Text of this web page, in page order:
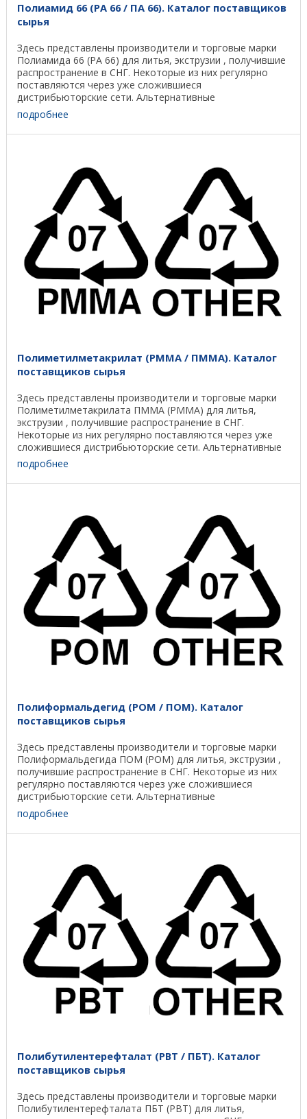
Полиамид 66 (PA 66 / ПА 66). Каталог поставщиков
сырья
Здесь представлены производители и торговые марки
Полиамида 66 (PA 66) для литья, экструзии , получившие
распространение в СНГ. Некоторые из них регулярно
поставляются через уже сложившиеся
дистрибьюторские сети. Альтернативные
международные и ...
подробнее
Полиметилметакрилат (PMMA / ПММА). Каталог
поставщиков сырья
Здесь представлены производители и торговые марки
Полиметилметакрилата ПММА (PMMA) для литья,
экструзии , получившие распространение в СНГ.
Некоторые из них регулярно поставляются через уже
сложившиеся дистрибьюторские сети. Альтернативные
...
подробнее
Полиформальдегид (POM / ПОМ). Каталог
поставщиков сырья
Здесь представлены производители и торговые марки
Полиформальдегида ПОМ (POM) для литья, экструзии ,
получившие распространение в СНГ. Некоторые из них
регулярно поставляются через уже сложившиеся
дистрибьюторские сети. Альтернативные
международные ...
подробнее
Полибутилентерефталат (PBT / ПБТ). Каталог
поставщиков сырья
Здесь представлены производители и торговые марки
Полибутилентерефталата ПБТ (PBT) для литья,